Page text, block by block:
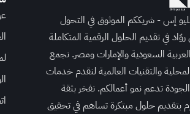
إس - شريككم الموثوق في التحول
في تقديم الحلول الرقمية المتكاملة
السعودية والإمارات ومصر. نجمع
والتقنيات العالمية لنقدم خدمات
الجودة تدعم نمو أعمالكم. نفخر بثقة
بتقديم حلول مبتكرة تساهم في تحقيق